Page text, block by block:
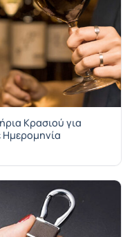
Κρασιού για